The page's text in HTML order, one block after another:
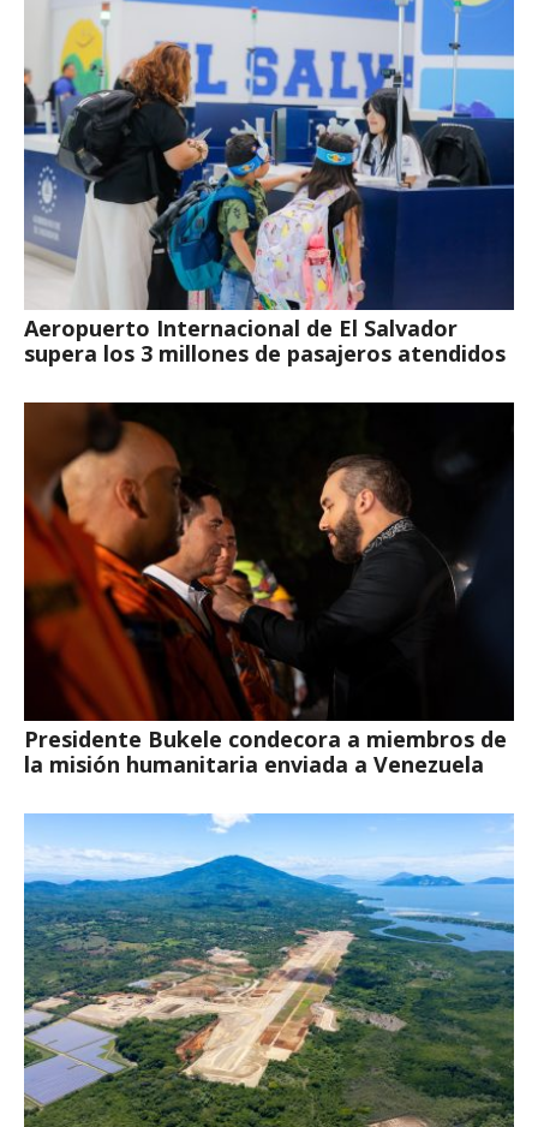
Aeropuerto Internacional de El Salvador
supera los 3 millones de pasajeros atendidos
Presidente Bukele condecora a miembros de
la misión humanitaria enviada a Venezuela